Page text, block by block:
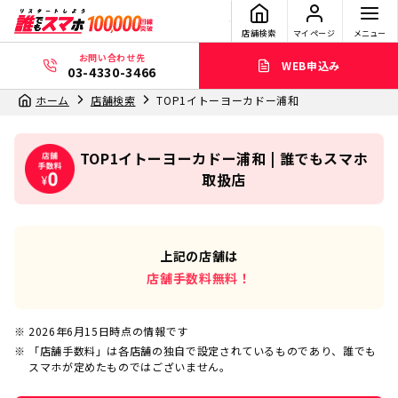
店舗検索 マイページ メニュー
お問い合わせ先
03-4330-3466 WEB申込み
ホーム 店舗検索 TOP1イトーヨーカドー浦和
TOP1イトーヨーカドー浦和 | 誰でもスマホ
取扱店
上記の店舗は
店舗手数料無料！
2026年6月15日時点の情報です
「店舗手数料」は各店舗の独自で設定されているものであり、誰でも
スマホが定めたものではございません。